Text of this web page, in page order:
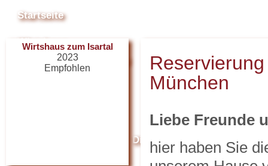
Startseite
Wirtshaus
Räume und Saal
Internetzugang / WLAN
Die Bühne
Wirtshaus zum Isartal
2023
Empfohlen
München
Liebe Freunde
hier haben Sie